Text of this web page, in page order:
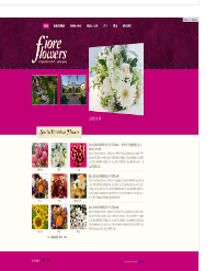
板